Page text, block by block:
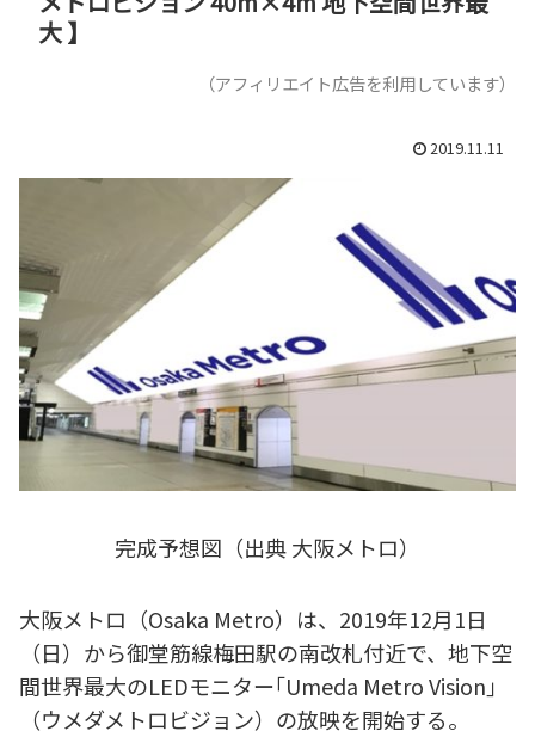
大 】
（アフィリエイト広告を利用しています）
2019.11.11
完成予想図（出典 大阪メトロ）
大阪メトロ（Osaka Metro）は、2019年12月1日
（日）から御堂筋線梅田駅の南改札付近で、地下空
間世界最大のLEDモニター｢Umeda Metro Vision｣
（ウメダメトロビジョン）の放映を開始する。